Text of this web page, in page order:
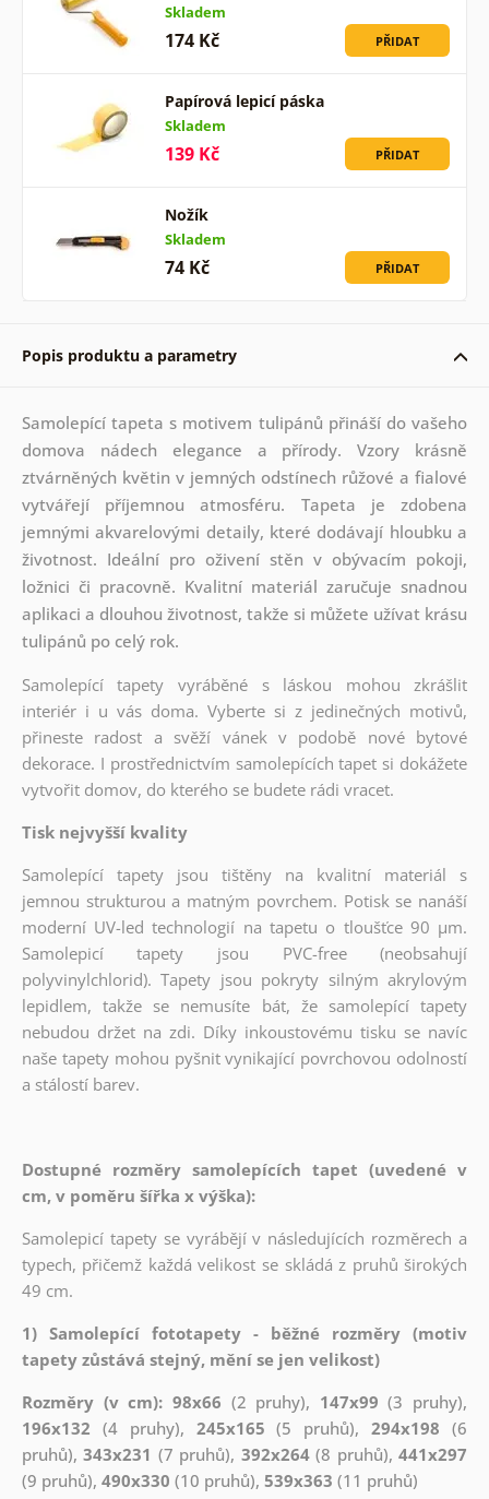
Skladem
174 Kč PŘIDAT
Papírová lepicí páska
Skladem
139 Kč PŘIDAT
Nožík
Skladem
74 Kč PŘIDAT
Popis produktu a parametry
Samolepící tapeta s motivem tulipánů přináší do vašeho
domova nádech elegance a přírody. Vzory krásně
ztvárněných květin v jemných odstínech růžové a fialové
vytvářejí příjemnou atmosféru. Tapeta je zdobena
jemnými akvarelovými detaily, které dodávají hloubku a
životnost. Ideální pro oživení stěn v obývacím pokoji,
ložnici či pracovně. Kvalitní materiál zaručuje snadnou
aplikaci a dlouhou životnost, takže si můžete užívat krásu
tulipánů po celý rok.
Samolepící tapety vyráběné s láskou mohou zkrášlit
interiér i u vás doma. Vyberte si z jedinečných motivů,
přineste radost a svěží vánek v podobě nové bytové
dekorace. I prostřednictvím samolepících tapet si dokážete
vytvořit domov, do kterého se budete rádi vracet.
Tisk nejvyšší kvality
Samolepící tapety jsou tištěny na kvalitní materiál s
jemnou strukturou a matným povrchem. Potisk se nanáší
moderní UV-led technologií na tapetu o tloušťce 90 µm.
Samolepicí tapety jsou PVC-free (neobsahují
polyvinylchlorid). Tapety jsou pokryty silným akrylovým
lepidlem, takže se nemusíte bát, že samolepící tapety
nebudou držet na zdi. Díky inkoustovému tisku se navíc
naše tapety mohou pyšnit vynikající povrchovou odolností
a stálostí barev.
Dostupné rozměry samolepících tapet (uvedené v
cm, v poměru šířka x výška):
Samolepicí tapety se vyrábějí v následujících rozměrech a
typech, přičemž každá velikost se skládá z pruhů širokých
49 cm.
1) Samolepící fototapety - běžné rozměry (motiv
tapety zůstává stejný, mění se jen velikost)
Rozměry (v cm): 98x66 (2 pruhy), 147x99 (3 pruhy),
196x132 (4 pruhy), 245x165 (5 pruhů),294x198 (6
pruhů),343x231 (7 pruhů), 392x264(8 pruhů),441x297
(9 pruhů), 490x330 (10 pruhů), 539x363 (11 pruhů)